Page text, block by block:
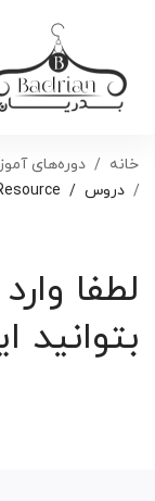
خانه دوره‌های
دروس
لطفا
بتوانید